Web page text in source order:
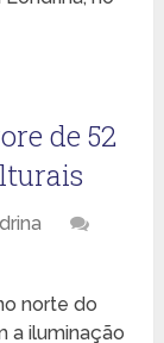
de 52
norte do
a iluminação